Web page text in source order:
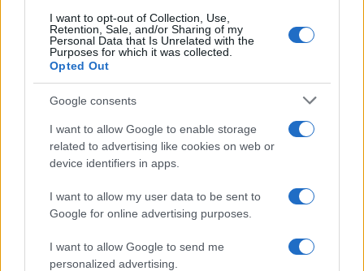
I want to opt-out of Collection, Use,
Retention, Sale, and/or Sharing of my
Personal Data that Is Unrelated with the
Purposes for which it was collected.
Opted Out
Google consents
I want to allow Google to enable storage
related to advertising like cookies on web or
device identifiers in apps.
I want to allow my user data to be sent to
Google for online advertising purposes.
I want to allow Google to send me
personalized advertising.
Sigue leyendo